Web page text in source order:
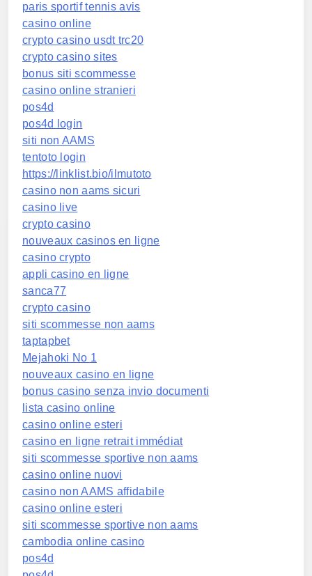
paris sportif tennis avis
casino online
crypto casino usdt trc20
crypto casino sites
bonus siti scommesse
casino online stranieri
pos4d
pos4d login
siti non AAMS
tentoto login
https://linklist.bio/ilmutoto
casino non aams sicuri
casino live
crypto casino
nouveaux casinos en ligne
casino crypto
appli casino en ligne
sanca77
crypto casino
siti scommesse non aams
taptapbet
Mejahoki No 1
nouveaux casino en ligne
bonus casino senza invio documenti
lista casino online
casino online esteri
casino en ligne retrait immédiat
siti scommesse sportive non aams
casino online nuovi
casino non AAMS affidabile
casino online esteri
siti scommesse sportive non aams
cambodia online casino
pos4d